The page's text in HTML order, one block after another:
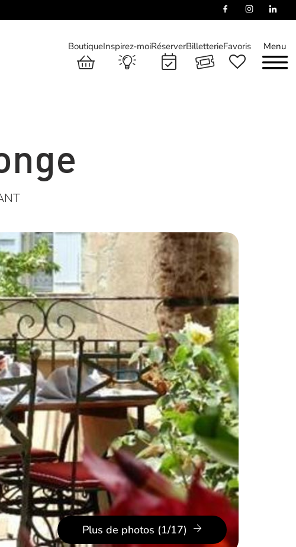
Menu
BoutiqueInspirez-moiRéserverBilletterieFavoris
Plus de photos (1/17)